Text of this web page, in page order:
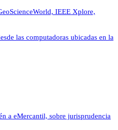
IEEE Xplore,
las computadoras ubicadas en la
a eMercantil, sobre jurisprudencia